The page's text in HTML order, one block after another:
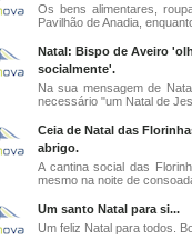
Os bens alimentares,
Pavilhão de Anadia,
Natal: Bispo de Aveiro
socialmente'.
Na sua mensagem de
necessário "um Natal de
Ceia de Natal das
abrigo.
A cantina social das
mesmo na noite de
Um santo Natal para si...
Um feliz Natal para todos.